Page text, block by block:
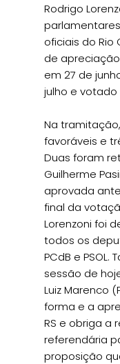
Rodrigo
oficiais do Rio
de
em 27 de
julho e votado
Na
favoráveis e
Duas foram
Guilherme
aprovada
final da
Lorenzoni foi
todos os
PCdB e
sessão de
Luiz Marenco
forma e a
RS e obriga a
referendária
proposição